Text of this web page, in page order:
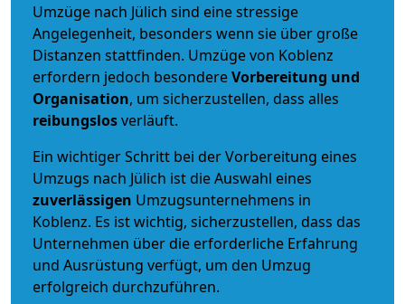
Umzüge nach Jülich sind eine stressige
Angelegenheit, besonders wenn sie über große
Distanzen stattfinden. Umzüge von Koblenz
erfordern jedoch besondereVorbereitung und
Organisation, um sicherzustellen, dass alles
reibungslosverläuft.
Ein wichtiger Schritt bei der Vorbereitung eines
Umzugs nach Jülich ist die Auswahl eines
zuverlässigen Umzugsunternehmens in
Koblenz. Es ist wichtig, sicherzustellen, dass das
Unternehmen über die erforderliche Erfahrung
und Ausrüstung verfügt, um den Umzug
erfolgreich durchzuführen.